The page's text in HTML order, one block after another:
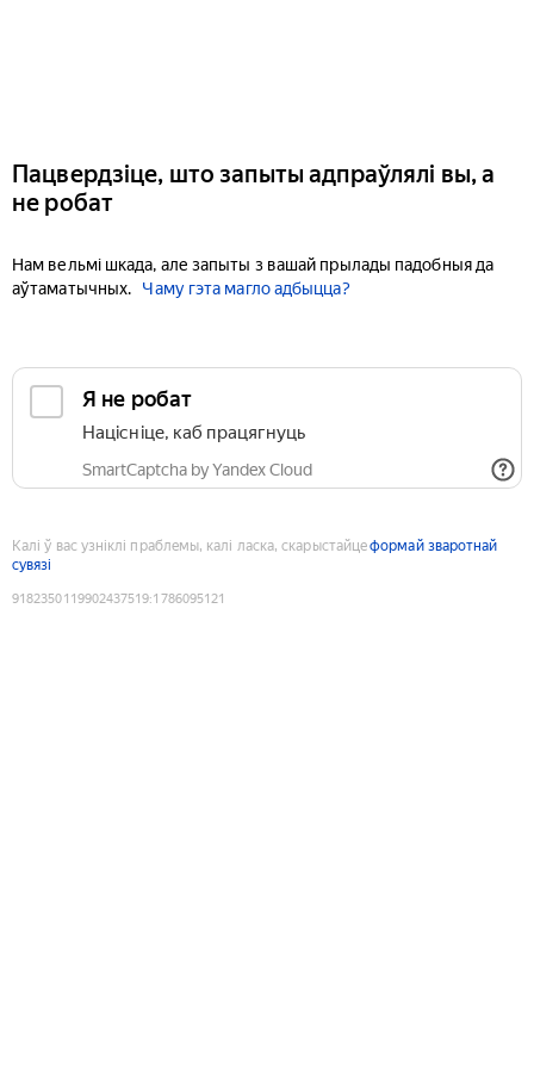
Пацвердзіце, што запыты адпраўлялі вы, а
не робат
Нам вельмі шкада, але запыты з вашай прылады падобныя да
аўтаматычных.
Чаму гэта магло адбыцца?
Я не робат
Націсніце, каб працягнуць
SmartCaptcha by Yandex Cloud
Калі ў вас узніклі праблемы, калі ласка, скарыстайцеформай зваротнай
сувязі
9182350119902437519:1786095121